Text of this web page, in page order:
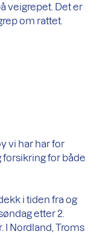
veigrepet. Det er
om rattet.
vi har har for
forsikring for både
i tiden fra og
etter 2.
Nordland, Troms